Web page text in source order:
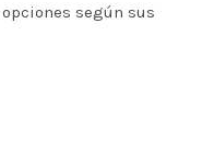
según sus